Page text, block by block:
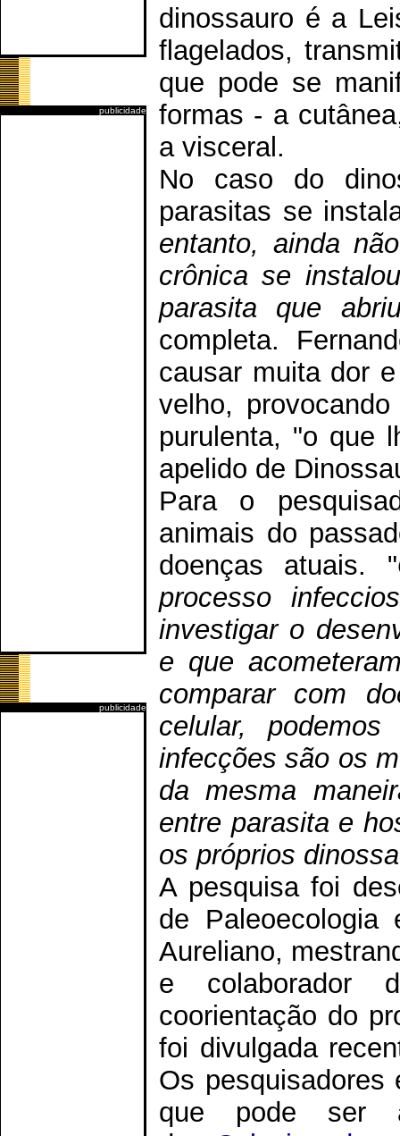
publicidade
publicidade
dinossauro é a
flagelados,
que pode se
formas - a
a visceral.
No caso do
parasitas se
entanto, ainda
crônica se
parasita que
completa.
causar muita dor
velho,
purulenta, "o que
apelido de
Para o
animais do
doenças atuais. "
processo
investigar o
e que
comparar com
celular,
infecções são os
da mesma
entre parasita e
os próprios
A pesquisa foi
de
Aureliano,
e colaborador
coorientação do
foi divulgada
Os
que pode ser